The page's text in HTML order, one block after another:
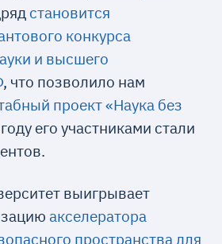
становится
конкурса
и высшего
, что позволило нам
проект «Наука без
его участниками стали
выигрывает
акселератора
пространства для